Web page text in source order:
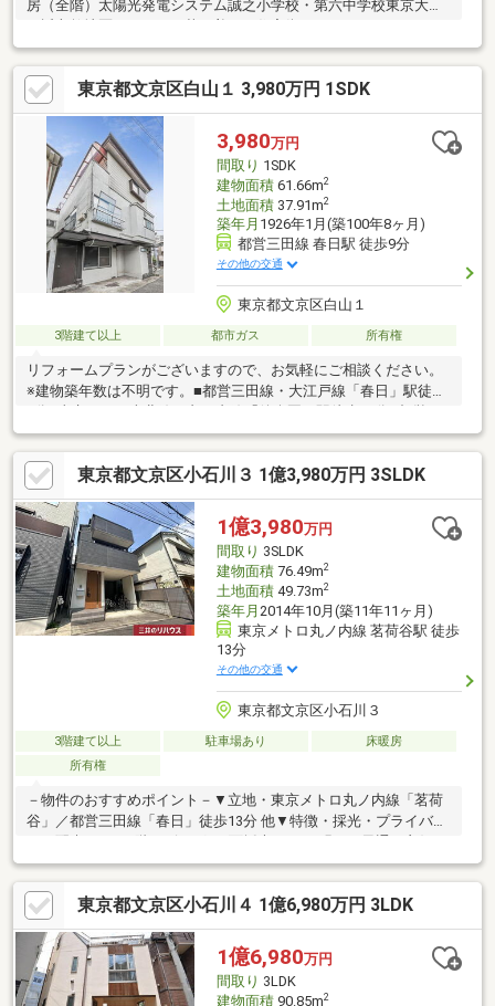
房（全階）太陽光発電システム誠之小学校・第六中学校東京大学
至近文教地区ならではの落ち着いた住宅街です
東京都文京区白山１ 3,980万円 1SDK
3,980万円
間取り 1SDK
建物面積61.66m2
土地面積37.91m2
築年月 1926年1月(築100年8ヶ月)
都営三田線 春日駅 徒歩9分
その他の交通
東京都文京区白山１
3階建て以上 都市ガス 所有権
リフォームプランがございますので、お気軽にご相談ください。
※建物築年数は不明です。■都営三田線・大江戸線「春日」駅徒歩
田線「白山」駅徒歩9分～LifeInformation～・文京区立誠之小学校
まで約290ｍ（徒歩4分）・文京区立第六中学校まで500ｍ（徒歩7
分）・セブンイレブン小石川白山通り店まで約260ｍ（徒歩4
分）・リコス西片2丁目店まで約450ｍ（徒歩6分）・丸山福山児
童遊園まで約180ｍ（徒歩3分）・文京白山下郵便局まで約230ｍ
（徒歩3分）・ダイエー小石川店まで約600ｍ（徒歩8分）
東京都文京区小石川３ 1億3,980万円 3SLDK
1億3,980万円
間取り 3SLDK
建物面積76.49m2
土地面積49.73m2
築年月 2014年10月(築11年11ヶ月)
東京メトロ丸ノ内線 茗荷谷駅 徒歩
13分
その他の交通
東京都文京区小石川３
3階建て以上 駐車場あり
床暖房
所有権
－物件のおすすめポイント－▼立地・東京メトロ丸ノ内線「茗荷
谷」／都営三田線「春日」徒歩13分 他▼特徴・採光・プライバシ
ーに配慮された2階リビング・3面採光のLDは明るく風通し良好・
LDに多用途に利用可能なカウンターデスク・収納有・会話が弾む
対面式キッチン・南西側洋室2部屋は収納付ベッド有・2・3階に
南西向きバルコニー付・車庫有(車種による)▼設備・床暖房
(LDK)・浴室1616サイズ▼周辺環境・まいばすけっと春日2丁目店
徒歩6分(約450m)■ ご希望の住まい探しをお手伝いします
━━━━━・・・物件の詳細・ご相談はお気軽にお問い合わせく
ださい。
東京都文京区小石川４ 1億6,980万円 3LDK
1億6,980万円
間取り 3LDK
建物面積90.85m2